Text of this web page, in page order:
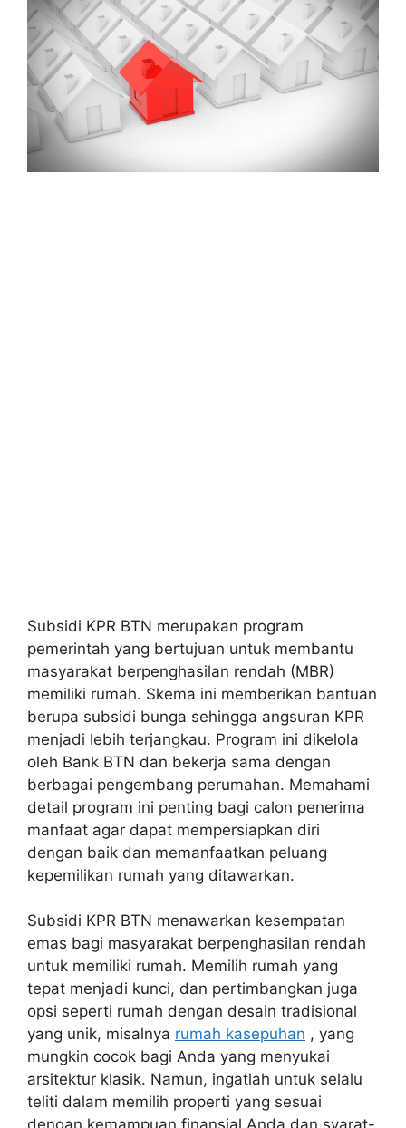
Subsidi KPR BTN merupakan program
pemerintah yang bertujuan untuk membantu
masyarakat berpenghasilan rendah (MBR)
memiliki rumah. Skema ini memberikan bantuan
berupa subsidi bunga sehingga angsuran KPR
menjadi lebih terjangkau. Program ini dikelola
oleh Bank BTN dan bekerja sama dengan
berbagai pengembang perumahan. Memahami
detail program ini penting bagi calon penerima
manfaat agar dapat mempersiapkan diri
dengan baik dan memanfaatkan peluang
kepemilikan rumah yang ditawarkan.
Subsidi KPR BTN menawarkan kesempatan
emas bagi masyarakat berpenghasilan rendah
untuk memiliki rumah. Memilih rumah yang
tepat menjadi kunci, dan pertimbangkan juga
opsi seperti rumah dengan desain tradisional
yang unik, misalnya rumah kasepuhan , yang
mungkin cocok bagi Anda yang menyukai
arsitektur klasik. Namun, ingatlah untuk selalu
teliti dalam memilih properti yang sesuai